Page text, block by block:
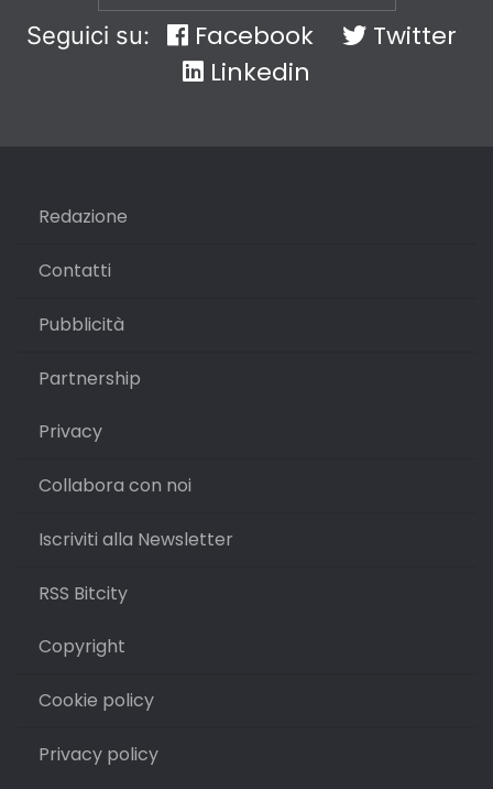
Seguici su: Facebook
Twitter
Linkedin
Redazione
Contatti
Pubblicità
Partnership
Privacy
Collabora con noi
Iscriviti alla Newsletter
RSS Bitcity
Copyright
Cookie policy
Privacy policy